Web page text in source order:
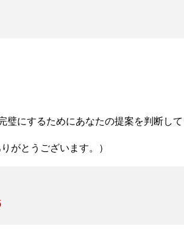
にするためにあなたの提案を判断し
がとうございます。）